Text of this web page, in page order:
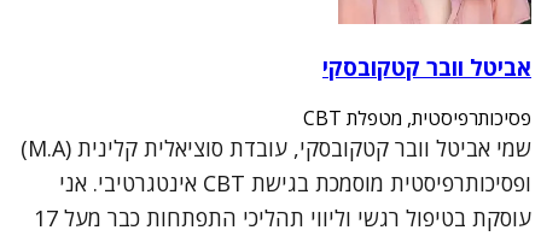
אביטל וובר קטקובסקי
פסיכותרפיסטית, מטפלת CBT
שמי אביטל וובר קטקובסקי, עובדת סוציאלית קלינית (M.A)
ופסיכותרפיסטית מוסמכת בגישת CBT אינטגרטיבי. אני
עוסקת בטיפול רגשי וליווי תהליכי התפתחות כבר מעל 17